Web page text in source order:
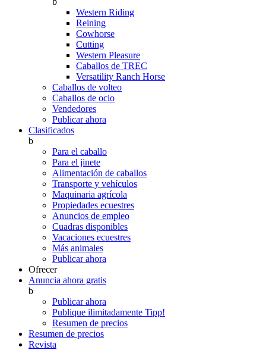
Western Riding
Reining
Cowhorse
Cutting
Western Pleasure
Caballos de TREC
Versatility Ranch Horse
Caballos de volteo
Caballos de ocio
Vendedores
Publicar ahora
Clasificados
b
Para el caballo
Para el jinete
Alimentación de caballos
Transporte y vehículos
Maquinaria agrícola
Propiedades ecuestres
Anuncios de empleo
Cuadras disponibles
Vacaciones ecuestres
Más animales
Publicar ahora
Ofrecer
Anuncia ahora gratis
b
Publicar ahora
Publique ilimitadamente Tipp!
Resumen de precios
Resumen de precios
Revista